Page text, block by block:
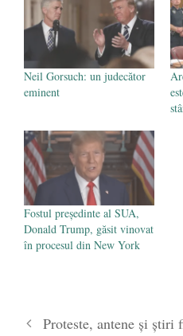
Neil Gorsuch: un judecător
eminent
Fostul președinte al SUA,
Donald Trump, găsit vinovat
în procesul din New York
Proteste, antene şi ştiri